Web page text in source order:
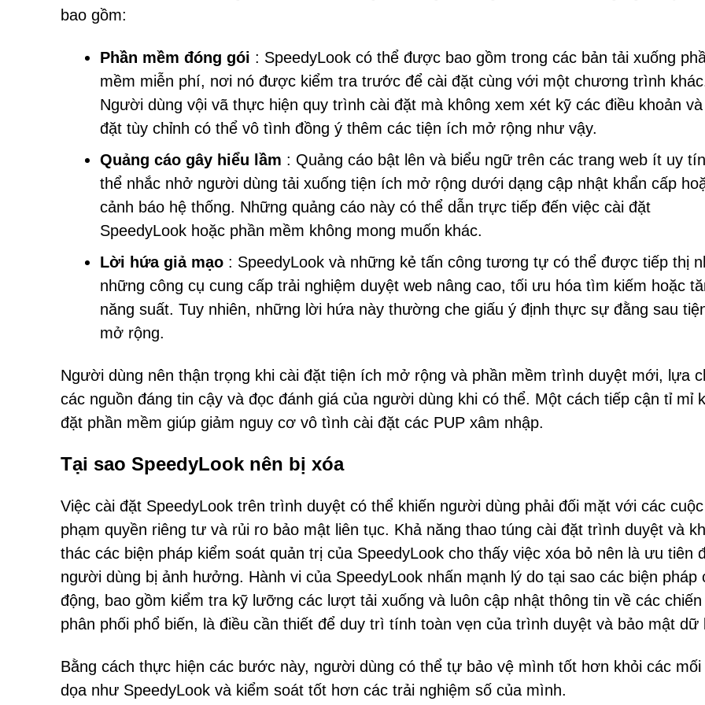
bao gồm:
Phần mềm đóng gói : SpeedyLook có thể được bao gồm trong các bản tải xuống
mềm miễn phí, nơi nó được kiểm tra trước để cài đặt cùng với một chương trình
Người dùng vội vã thực hiện quy trình cài đặt mà không xem xét kỹ các điều khoản
đặt tùy chỉnh có thể vô tình đồng ý thêm các tiện ích mở rộng như vậy.
Quảng cáo gây hiểu lầm : Quảng cáo bật lên và biểu ngữ trên các trang web ít uy
thể nhắc nhở người dùng tải xuống tiện ích mở rộng dưới dạng cập nhật khẩn cấp
cảnh báo hệ thống. Những quảng cáo này có thể dẫn trực tiếp đến việc cài đặt
SpeedyLook hoặc phần mềm không mong muốn khác.
Lời hứa giả mạo : SpeedyLook và những kẻ tấn công tương tự có thể được tiếp thị
những công cụ cung cấp trải nghiệm duyệt web nâng cao, tối ưu hóa tìm kiếm hoặc
năng suất. Tuy nhiên, những lời hứa này thường che giấu ý định thực sự đằng sau
mở rộng.
Người dùng nên thận trọng khi cài đặt tiện ích mở rộng và phần mềm trình duyệt mới, lựa
các nguồn đáng tin cậy và đọc đánh giá của người dùng khi có thể. Một cách tiếp cận tỉ mỉ
đặt phần mềm giúp giảm nguy cơ vô tình cài đặt các PUP xâm nhập.
Tại sao SpeedyLook nên bị xóa
Việc cài đặt SpeedyLook trên trình duyệt có thể khiến người dùng phải đối mặt với các
phạm quyền riêng tư và rủi ro bảo mật liên tục. Khả năng thao túng cài đặt trình duyệt và
thác các biện pháp kiểm soát quản trị của SpeedyLook cho thấy việc xóa bỏ nên là ưu tiên
người dùng bị ảnh hưởng. Hành vi của SpeedyLook nhấn mạnh lý do tại sao các biện pháp
động, bao gồm kiểm tra kỹ lưỡng các lượt tải xuống và luôn cập nhật thông tin về các
phân phối phổ biến, là điều cần thiết để duy trì tính toàn vẹn của trình duyệt và bảo mật dữ
Bằng cách thực hiện các bước này, người dùng có thể tự bảo vệ mình tốt hơn khỏi các mối
dọa như SpeedyLook và kiểm soát tốt hơn các trải nghiệm số của mình.